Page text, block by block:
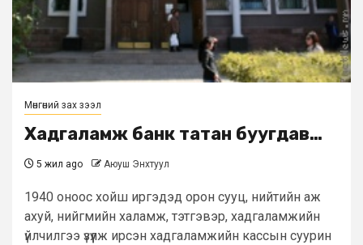
Мөнгөний зах зээл
Хадгаламж банк татан буугдав…
5 жил ago Аюуш Энхтуул
1940 оноос хойш иргэдэд орон сууц, нийтийн аж
ахуй, нийгмийн халамж, тэтгэвэр, хадгаламжийн
үйлчилгээ үзүүлж ирсэн хадгаламжийн кассын суурин